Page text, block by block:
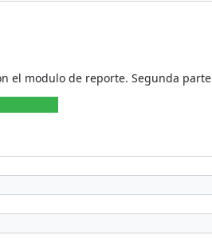
el modulo de reporte. Segunda parte